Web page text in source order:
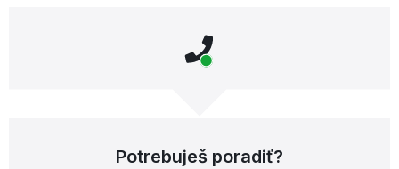
Potrebuješ poradiť?